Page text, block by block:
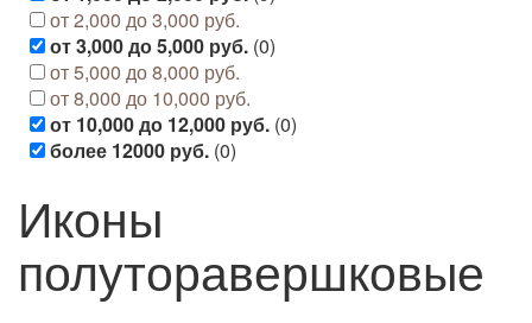
от 2,000 до 3,000 руб.
от 3,000 до 5,000 руб. (0)
от 5,000 до 8,000 руб.
от 8,000 до 10,000 руб.
от 10,000 до 12,000 руб. (0)
более 12000 руб. (0)
Иконы
полуторавершковые